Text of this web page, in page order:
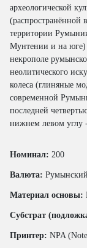
археологической
(распространённой
территории
Мунтении и на юге)
некрополе
неолитического
колеса (глиняные
современной
последней
нижнем левом углу
Номинал: 200
Валюта:
Материал основы:
Субстрат
Принтер: NPA